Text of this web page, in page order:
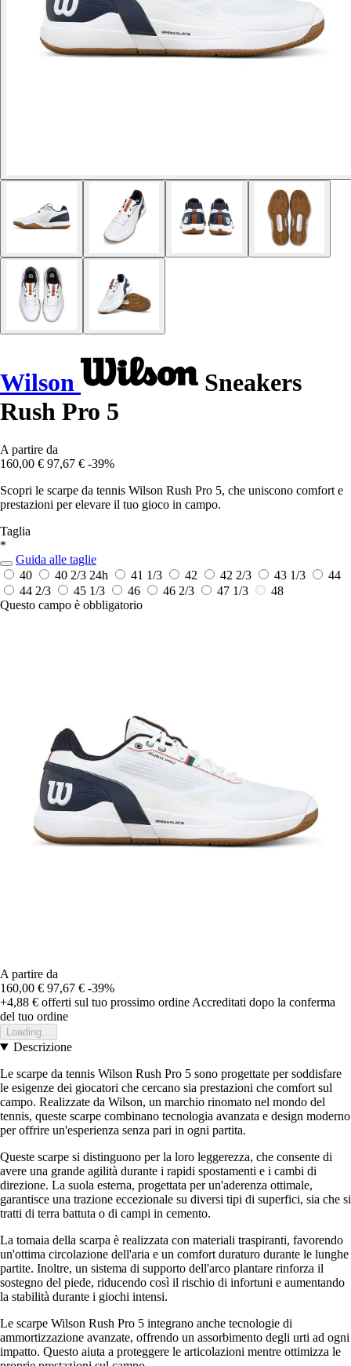
Wilson
Sneakers
Rush Pro 5
A partire da
160,00 € 97,67 € -39%
Scopri le scarpe da tennis Wilson Rush Pro 5, che uniscono comfort e
prestazioni per elevare il tuo gioco in campo.
Taglia
*
Guida alle taglie
40
40 2/3 24h 41 1/3 42 42 2/3 43 1/3
44
44 2/3
45 1/3 46 46 2/3 47 1/3
48
Questo campo è obbligatorio
A partire da
160,00 € 97,67 € -39%
+4,88 € offerti sul tuo prossimo ordine Accreditati dopo la conferma
del tuo ordine
Loading...
Descrizione
Le scarpe da tennis Wilson Rush Pro 5 sono progettate per soddisfare
le esigenze dei giocatori che cercano sia prestazioni che comfort sul
campo. Realizzate da Wilson, un marchio rinomato nel mondo del
tennis, queste scarpe combinano tecnologia avanzata e design moderno
per offrire un'esperienza senza pari in ogni partita.
Queste scarpe si distinguono per la loro leggerezza, che consente di
avere una grande agilità durante i rapidi spostamenti e i cambi di
direzione. La suola esterna, progettata per un'aderenza ottimale,
garantisce una trazione eccezionale su diversi tipi di superfici, sia che si
tratti di terra battuta o di campi in cemento.
La tomaia della scarpa è realizzata con materiali traspiranti, favorendo
un'ottima circolazione dell'aria e un comfort duraturo durante le lunghe
partite. Inoltre, un sistema di supporto dell'arco plantare rinforza il
sostegno del piede, riducendo così il rischio di infortuni e aumentando
la stabilità durante i giochi intensi.
Le scarpe Wilson Rush Pro 5 integrano anche tecnologie di
ammortizzazione avanzate, offrendo un assorbimento degli urti ad ogni
impatto. Questo aiuta a proteggere le articolazioni mentre ottimizza le